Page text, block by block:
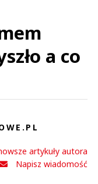
a co
artykuły autora
Napisz wiadomość